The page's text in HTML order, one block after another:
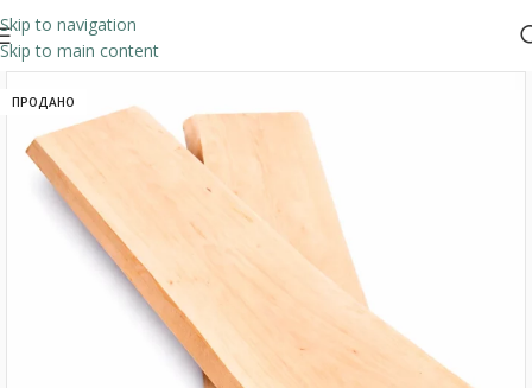
Skip to navigation
Skip to main content
ПРОДАНО